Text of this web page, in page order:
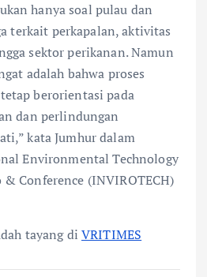
hanya soal pulau dan
terkait perkapalan, aktivitas
sektor perikanan. Namun
adalah bahwa proses
berorientasi pada
dan perlindungan
kata Jumhur dalam
Environmental Technology
Conference (INVIROTECH)
tayang diVRITIMES